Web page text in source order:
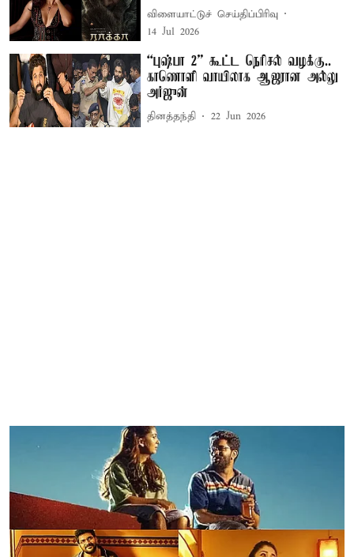
விளையாட்டுச் செய்திப்பிரிவு
14 Jul 2026
“புஷ்பா 2” கூட்ட நெரிசல் வழக்கு..
காணொளி வாயிலாக ஆஜரான அல்லு
அர்ஜுன்
தினத்தந்தி 22 Jun 2026